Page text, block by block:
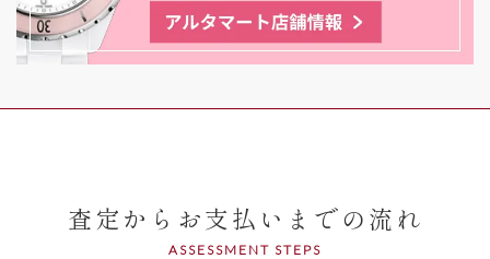
査定からお支払いまでの流れ
ASSESSMENT STEPS